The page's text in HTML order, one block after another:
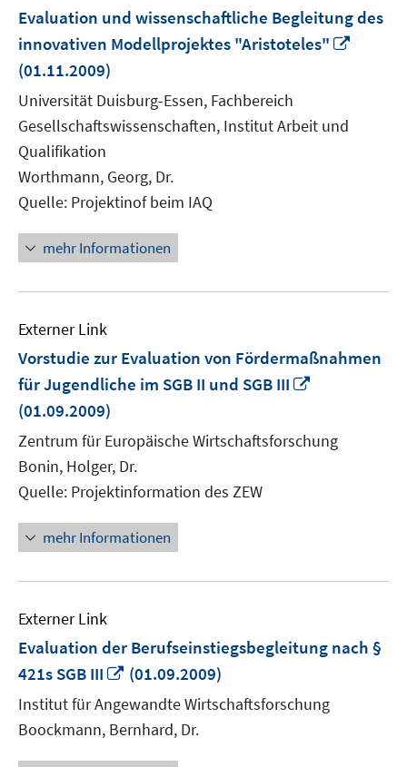
Evaluation und wissenschaftliche Begleitung des
innovativen Modellprojektes "Aristoteles"
(01.11.2009)
Universität Duisburg-Essen, Fachbereich
Gesellschaftswissenschaften, Institut Arbeit und
Qualifikation
Worthmann, Georg, Dr.
Quelle: Projektinof beim IAQ
mehr Informationen
Externer Link
Vorstudie zur Evaluation von Fördermaßnahmen
für Jugendliche im SGB II und SGB III
öffnen
(01.09.2009)
Zentrum für Europäische Wirtschaftsforschung
Bonin, Holger, Dr.
Quelle: Projektinformation des ZEW
mehr Informationen
Externer Link
Evaluation der Berufseinstiegsbegleitung nach §
421s SGB III
In
neuem
Fenster
öffnen
(01.09.2009)
Institut für Angewandte Wirtschaftsforschung
Boockmann, Bernhard, Dr.